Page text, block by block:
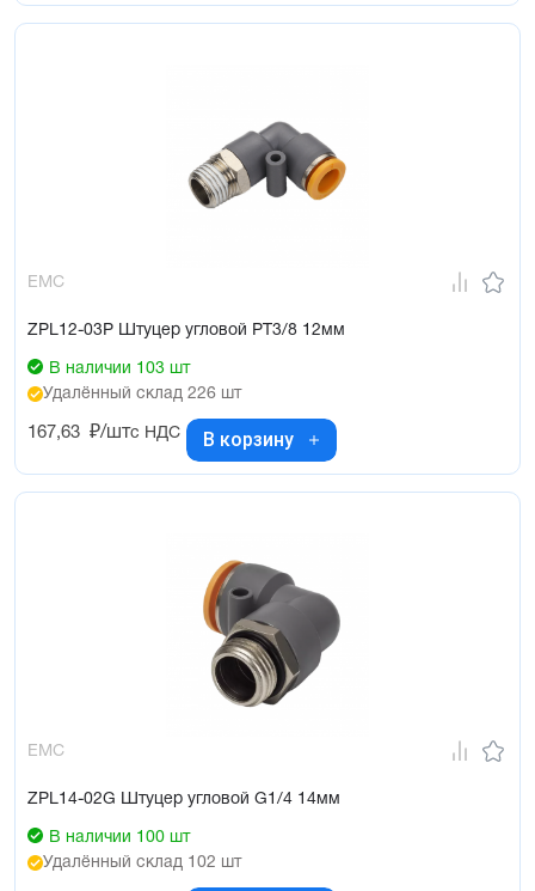
EMC
ZPL12-03P Штуцер угловой PT3/8 12мм
В наличии 103 шт
Удалённый склад 226 шт
167,63 ₽/штс НДС В корзину
EMC
ZPL14-02G Штуцер угловой G1/4 14мм
В наличии 100 шт
Удалённый склад 102 шт